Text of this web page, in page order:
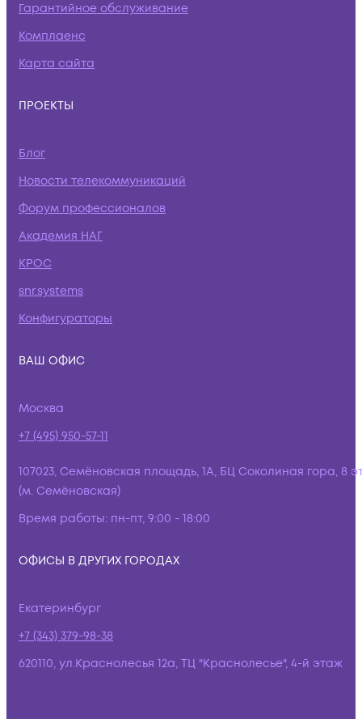
Гарантийное обслуживание
Комплаенс
Карта сайта
ПРОЕКТЫ
Блог
Новости телекоммуникаций
Форум профессионалов
Академия НАГ
КРОС
snr.systems
Конфигураторы
ВАШ ОФИС
Москва
+7 (495) 950-57-11
107023, Семёновская площадь, 1А, БЦ Соколиная гора, 8
(м. Семёновская)
Время работы: пн-пт, 9:00 - 18:00
ОФИСЫ В ДРУГИХ ГОРОДАХ
Екатеринбург
+7 (343) 379-98-38
620110, ул.Краснолесья 12а, ТЦ "Краснолесье", 4-й этаж